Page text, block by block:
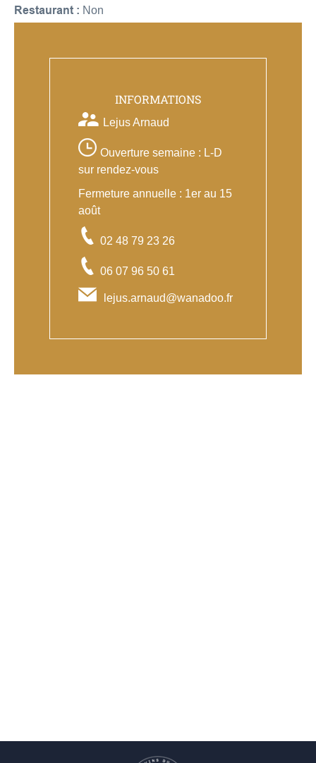
Restaurant : Non
INFORMATIONS
Lejus Arnaud
Ouverture semaine : L-D
sur rendez-vous
Fermeture annuelle : 1er au 15
août
02 48 79 23 26
06 07 96 50 61
lejus.arnaud@wanadoo.fr